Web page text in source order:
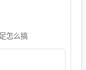
怎么搞